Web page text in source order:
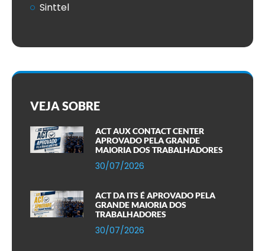
Sinttel
VEJA SOBRE
ACT AUX CONTACT CENTER
APROVADO PELA GRANDE
MAIORIA DOS TRABALHADORES
30/07/2026
ACT DA ITS É APROVADO PELA
GRANDE MAIORIA DOS
TRABALHADORES
30/07/2026